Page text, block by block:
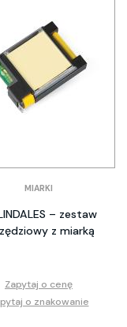
MIARKI
– zestaw
z miarką
Zapytaj o cenę
o znakowanie